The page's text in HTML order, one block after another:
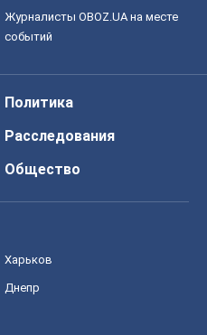
Журналисты OBOZ.UA на месте
событий
Политика
Расследования
Общество
Харьков
Днепр